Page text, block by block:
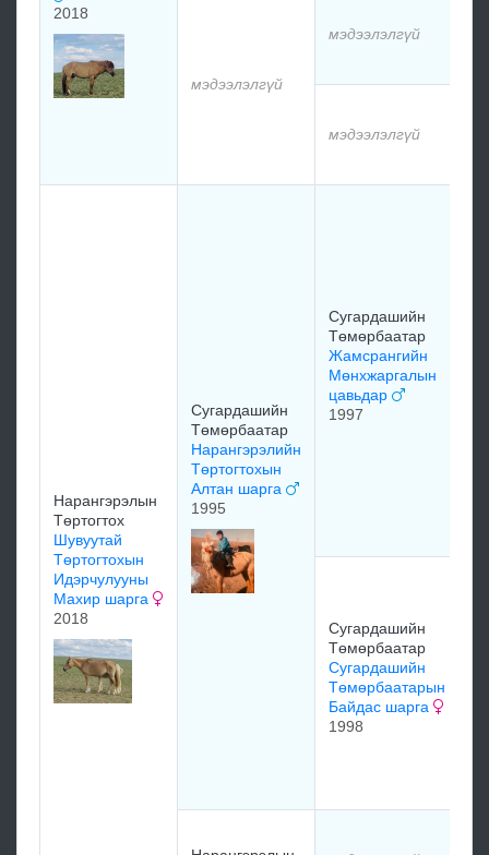
2018
мэдээлэлгүй
мэдээлэлгүй
мэдээлэлгүй
Нарангэрэлын
Төртогтох
Шувуутай
Төртогтохын
Идэрчулууны
Махир шарга
2018
Сугардашийн
Төмөрбаатар
Нарангэрэлийн
Төртогтохын
Алтан шарга
1995
Сугардашийн
Төмөрбаатар
Жамсрангийн
Мөнхжаргалын
цавьдар
1997
Сугардашийн
Төмөрбаатар
Сугардашийн
Төмөрбаатарын
Байдас шарга
1998